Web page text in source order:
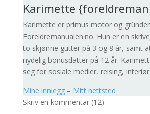
Karimette
Karimette er primus motor og
Foreldremanualen.no. Hun er en
to skjønne gutter på 3 og 8 år, samt
nydelig bonusdatter på 12 år.
seg for sosiale medier, reising,
Mine innlegg– Mitt nettsted
Skriv en kommentar (12)